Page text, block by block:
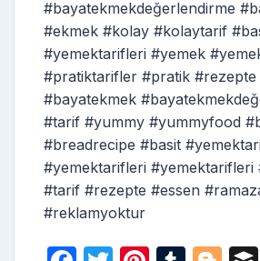
#bayatekmekdeğerlendirme
#ekmek #kolay #kolaytarif
#yemektarifleri #yemek
#pratiktarifler #pratik #rezepte
#bayatekmek
#tarif #yummy #yummyfood
#breadrecipe #basit
#yemektarifleri #yemektarifleri
#tarif #rezepte #essen
#reklamyoktur